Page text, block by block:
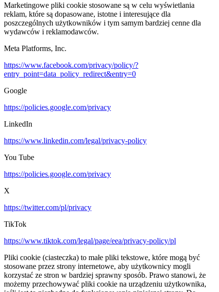
Marketingowe pliki cookie stosowane są w celu wyświetlania
reklam, które są dopasowane, istotne i interesujące dla
poszczególnych użytkowników i tym samym bardziej cenne dla
wydawców i reklamodawców.
Meta Platforms, Inc.
https://www.facebook.com/privacy/policy/?
entry_point=data_policy_redirect&entry=0
Google
https://policies.google.com/privacy
LinkedIn
https://www.linkedin.com/legal/privacy-policy
You Tube
https://policies.google.com/privacy
X
https://twitter.com/pl/privacy
TikTok
https://www.tiktok.com/legal/page/eea/privacy-policy/pl
Pliki cookie (ciasteczka) to małe pliki tekstowe, które mogą być
stosowane przez strony internetowe, aby użytkownicy mogli
korzystać ze stron w bardziej sprawny sposób. Prawo stanowi, że
możemy przechowywać pliki cookie na urządzeniu użytkownika,